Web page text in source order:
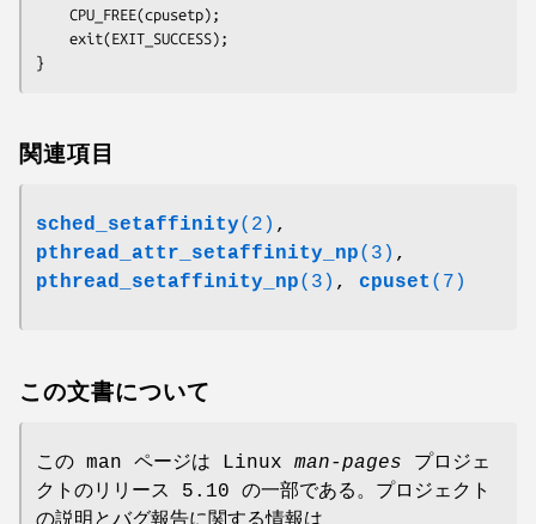
関連項目
sched_setaffinity(2) ,
pthread_attr_setaffinity_np(3) ,
pthread_setaffinity_np(3) , cpuset (7)
この文書について
この man ページは Linux man-pages プロジェ
クトのリリース 5.10 の一部である。プロジェクト